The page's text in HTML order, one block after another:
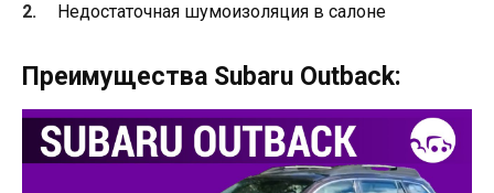
Недостаточная шумоизоляция в салоне
Преимущества Subaru Outback: